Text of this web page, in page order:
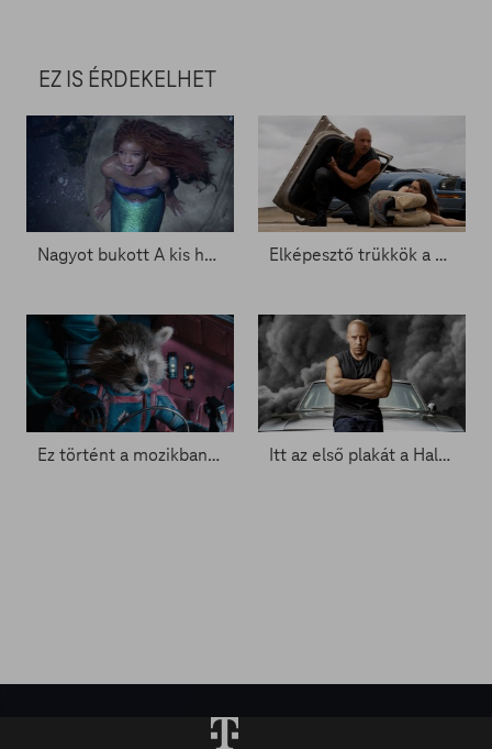
EZ IS ÉRDEKELHET
Nagyot bukott A kis hableány - Zacc nélkül 1692. Elképesztő trükkök a Halálos iramban forgatásán - Zacc nélkül 1691.
Ez történt a mozikban hétvégén - Zacc nélkül 1681. Itt az első plakát a Halálos iramban végéhez - Zacc nélkül 1621.